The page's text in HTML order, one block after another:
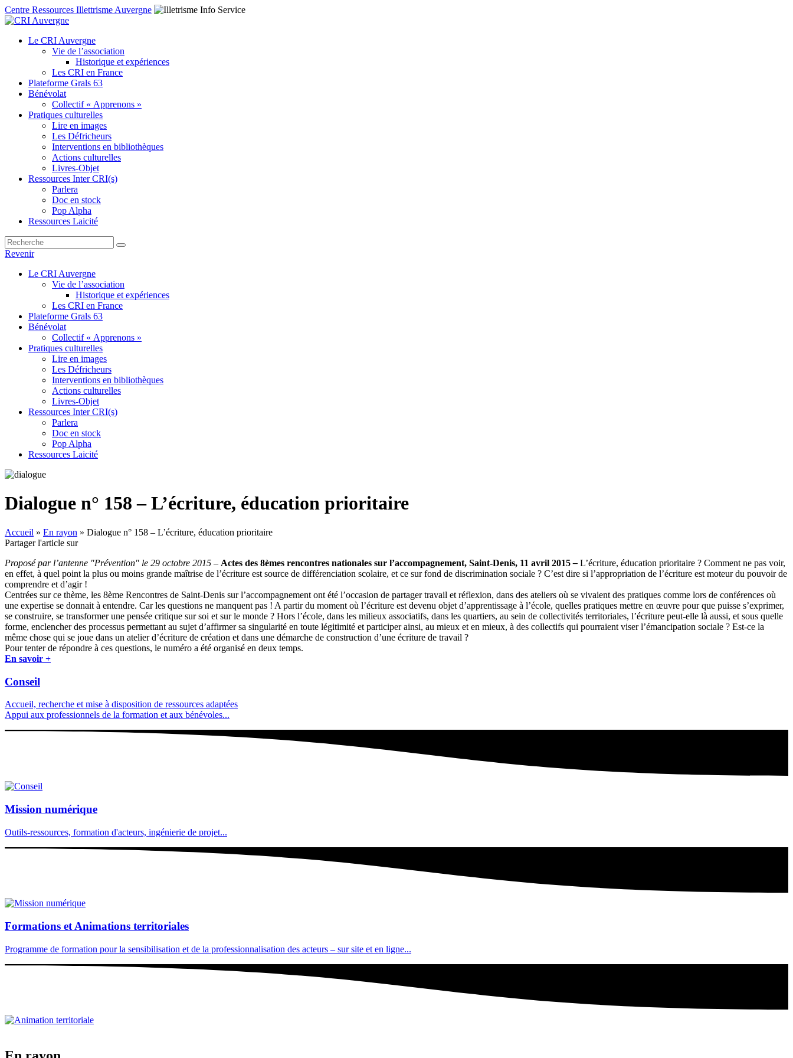
Centre Ressources Illettrisme Auvergne
Le CRI Auvergne
Vie de l’association
Historique et expériences
Les CRI en France
Plateforme Grals 63
Bénévolat
Collectif « Apprenons »
Pratiques culturelles
Lire en images
Les Défricheurs
Interventions en bibliothèques
Actions culturelles
Livres-Objet
Ressources Inter CRI(s)
Parlera
Doc en stock
Pop Alpha
Ressources Laicité
Revenir
Le CRI Auvergne
Vie de l’association
Historique et expériences
Les CRI en France
Plateforme Grals 63
Bénévolat
Collectif « Apprenons »
Pratiques culturelles
Lire en images
Les Défricheurs
Interventions en bibliothèques
Actions culturelles
Livres-Objet
Ressources Inter CRI(s)
Parlera
Doc en stock
Pop Alpha
Ressources Laicité
Dialogue n° 158 – L’écriture, éducation prioritaire
Accueil » En rayon » Dialogue n° 158 – L’écriture, éducation prioritaire
Partager l'article sur
Proposé par l’antenne "Prévention" le 29 octobre 2015 – Actes des 8èmes rencontres nationales sur l’accompagnement, Saint-Denis, 11 avril 2015– L’écriture, éducation prioritaire ? Comment ne pas voir,
en effet, à quel point la plus ou moins grande maîtrise de l’écriture est source de différenciation scolaire, et ce sur fond de discrimination sociale ? C’est dire si l’appropriation de l’écriture est moteur du pouvoir de
comprendre et d’agir !
Centrées sur ce thème, les 8ème Rencontres de Saint-Denis sur l’accompagnement ont été l’occasion de partager travail et réflexion, dans des ateliers où se vivaient des pratiques comme lors de conférences où
une expertise se donnait à entendre. Car les questions ne manquent pas ! A partir du moment où l’écriture est devenu objet d’apprentissage à l’école, quelles pratiques mettre en œuvre pour que puisse s’exprimer,
se construire, se transformer une pensée critique sur soi et sur le monde ? Hors l’école, dans les milieux associatifs, dans les quartiers, au sein de collectivités territoriales, l’écriture peut-elle là aussi, et sous quelle
forme, enclencher des processus permettant au sujet d’affirmer sa singularité en toute légitimité et participer ainsi, au mieux et en mieux, à des collectifs qui pourraient viser l’émancipation sociale ? Est-ce la
même chose qui se joue dans un atelier d’écriture de création et dans une démarche de construction d’une écriture de travail ?
Pour tenter de répondre à ces questions, le numéro a été organisé en deux temps.
En savoir +
Conseil
Accueil, recherche et mise à disposition de ressources adaptées
Appui aux professionnels de la formation et aux bénévoles...
Mission numérique
Outils-ressources, formation d'acteurs, ingénierie de projet...
Formations et Animations territoriales
Programme de formation pour la sensibilisation et de la professionnalisation des acteurs – sur site et en ligne...